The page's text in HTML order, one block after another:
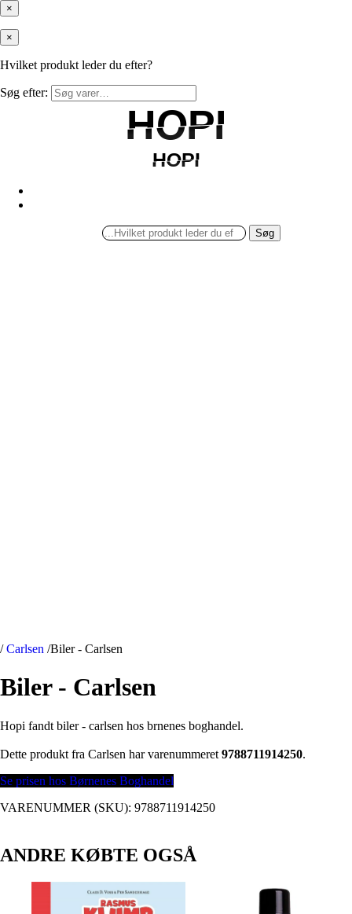
×
×
Hvilket produkt leder du efter?
Søg efter:
HOPI
HOPI
HOPI
HOPI
Søg
/ Carlsen /Biler - Carlsen
Biler - Carlsen
Hopi fandt biler - carlsen hos brnenes boghandel.
Dette produkt fra Carlsen har varenummeret 9788711914250.
Se prisen hos Børnenes Boghandel
VARENUMMER (SKU): 9788711914250
ANDRE KØBTE OGSÅ